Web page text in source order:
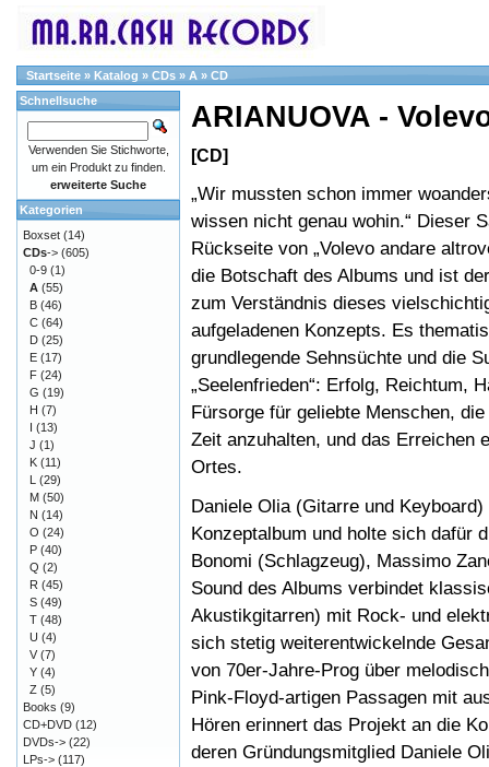
Startseite » Katalog » CDs » A » CD
ARIANUOVA -
[CD]
„Wir mussten schon immer
wissen nicht genau wohin.“ Dieser
Rückseite von „Volevo andare
die Botschaft des Albums und ist
zum Verständnis dieses
aufgeladenen Konzepts. Es
grundlegende Sehnsüchte und die
„Seelenfrieden“: Erfolg, Reichtum,
Fürsorge für geliebte Menschen,
Zeit anzuhalten, und das Erreichen
Ortes.
Daniele Olia (Gitarre und
Konzeptalbum und holte sich dafür
Bonomi (Schlagzeug), Massimo
Sound des Albums verbindet
Akustikgitarren) mit Rock- und
sich stetig weiterentwickelnde
von 70er-Jahre-Prog über
Pink-Floyd-artigen Passagen mit
Hören erinnert das Projekt an die
deren Gründungsmitglied Daniele
Schnellsuche
Verwenden Sie Stichworte,
um ein Produkt zu finden.
erweiterte Suche
Kategorien
Boxset (14)
CDs-> (605)
0-9 (1)
A (55)
B (46)
C (64)
D (25)
E (17)
F (24)
G (19)
H (7)
I (13)
J (1)
K (11)
L (29)
M (50)
N (14)
O (24)
P (40)
Q (2)
R (45)
S (49)
T (48)
U (4)
V (7)
Y (4)
Z (5)
Books (9)
CD+DVD (12)
DVDs-> (22)
LPs-> (117)